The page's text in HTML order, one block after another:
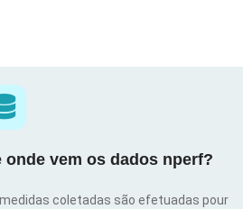
onde vem os dados nperf?
coletadas são efetuadas pour